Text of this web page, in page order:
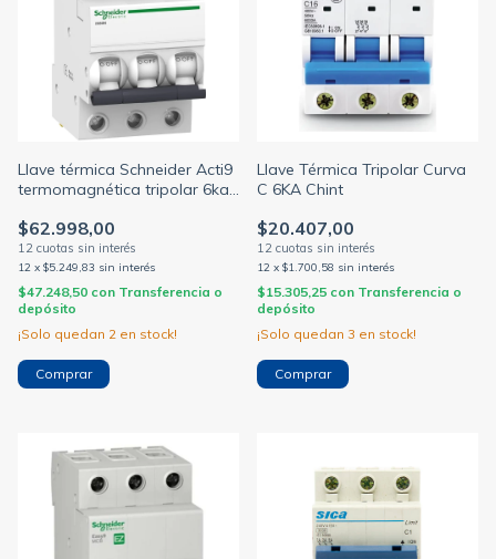
Llave térmica Schneider Acti9
termomagnética tripolar 6ka
M.G)
$62.998,00
12 x $5.249,83 sin interés
$47.248,50 con Transferencia o
depósito
¡Solo quedan 2 en stock!
Comprar
Llave Térmica Tripolar Curva
C 6KA Chint
$20.407,00
12 x $1.700,58 sin interés
$15.305,25 con Transferencia o
depósito
¡Solo quedan 3 en stock!
Comprar